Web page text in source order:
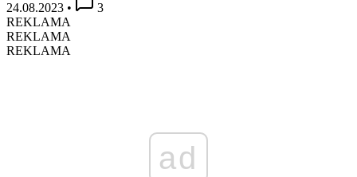
24.08.2023 •
3
REKLAMA
REKLAMA
REKLAMA
ad